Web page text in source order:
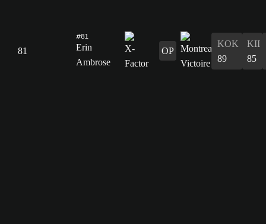
81
#81
Erin
Ambrose
OP
KOK
89
KII
85